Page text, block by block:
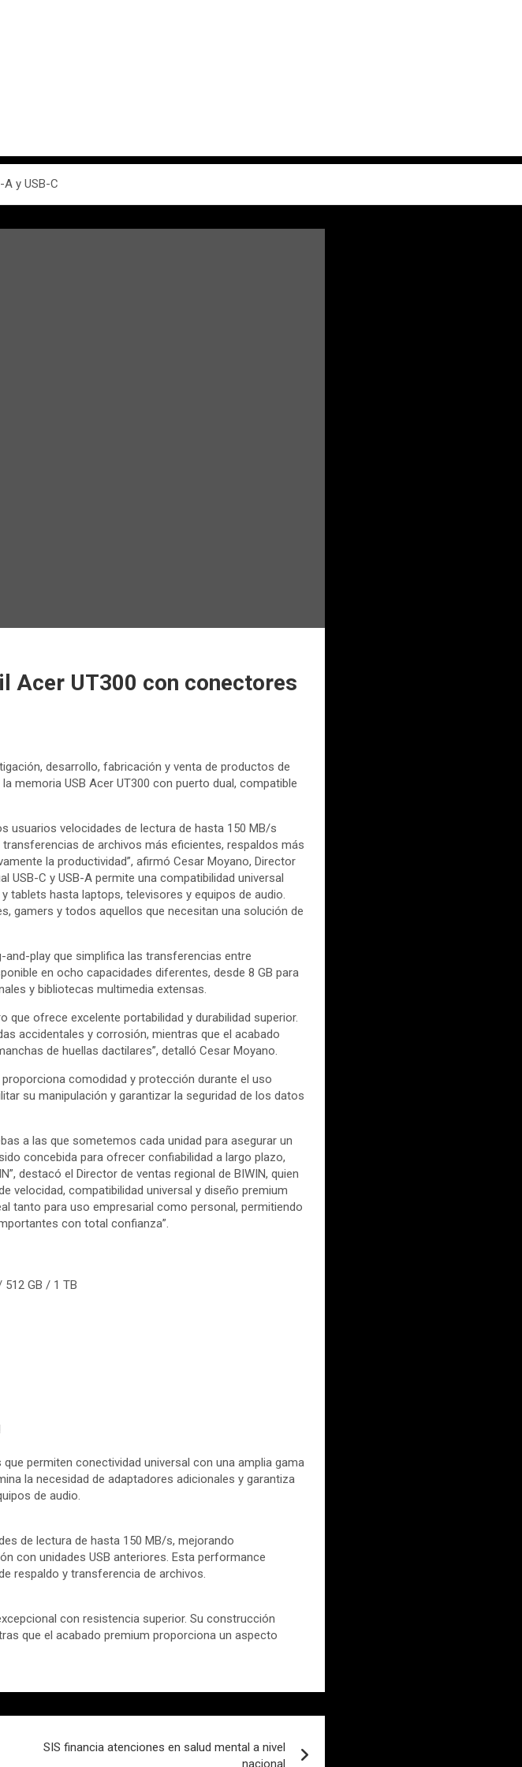
y USB-C
Acer UT300 con conectores
desarrollo, fabricación y venta de productos de
memoria USB Acer UT300 con puerto dual, compatible
usuarios velocidades de lectura de hasta 150 MB/s
de archivos más eficientes, respaldos más
la productividad”, afirmó Cesar Moyano, Director
USB-C y USB-A permite una compatibilidad universal
hasta laptops, televisores y equipos de audio.
gamers y todos aquellos que necesitan una solución de
and-play que simplifica las transferencias entre
en ocho capacidades diferentes, desde 8 GB para
y bibliotecas multimedia extensas.
que ofrece excelente portabilidad y durabilidad superior.
accidentales y corrosión, mientras que el acabado
de huellas dactilares”, detalló Cesar Moyano.
comodidad y protección durante el uso
su manipulación y garantizar la seguridad de los datos
a las que sometemos cada unidad para asegurar un
concebida para ofrecer confiabilidad a largo plazo,
destacó el Director de ventas regional de BIWIN, quien
velocidad, compatibilidad universal y diseño premium
tanto para uso empresarial como personal, permitiendo
con total confianza”.
512 GB / 1 TВ
permiten conectividad universal con una amplia gama
la necesidad de adaptadores adicionales y garantiza
de audio.
de lectura de hasta 150 MB/s, mejorando
con unidades USB anteriores. Esta performance
respaldo y transferencia de archivos.
con resistencia superior. Su construcción
que el acabado premium proporciona un aspecto
SIS financia atenciones en salud mental a nivel
nacional